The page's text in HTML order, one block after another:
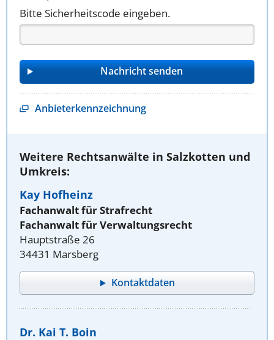
Bitte Sicherheitscode eingeben.
Anbieterkennzeichnung
Weitere Rechtsanwälte in Salzkotten und
Umkreis:
Kay Hofheinz
Fachanwalt für Strafrecht
Fachanwalt für Verwaltungsrecht
Hauptstraße 26
34431 Marsberg
Kontaktdaten
Dr. Kai T. Boin